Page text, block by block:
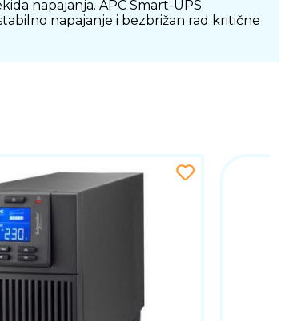
napajanja. APC Smart-UPS
napajanje i bezbrižan rad kritične